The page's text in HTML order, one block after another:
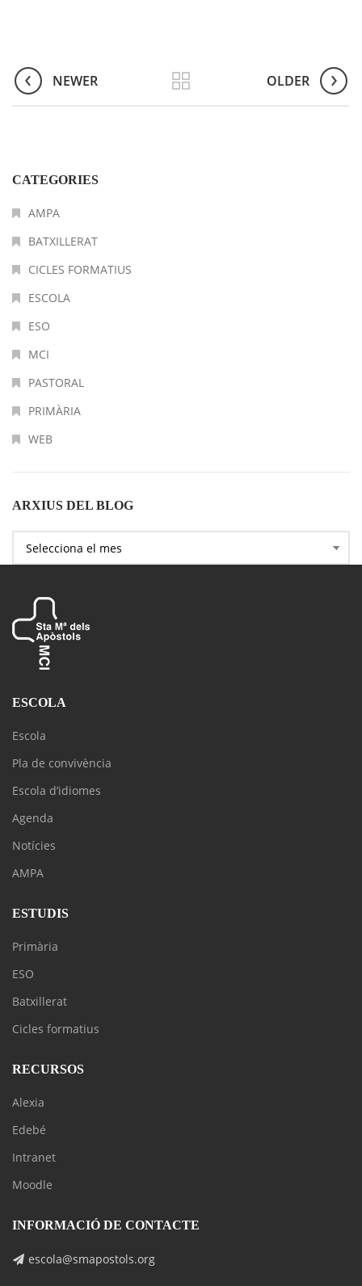
NEWER OLDER
CATEGORIES
AMPA
BATXILLERAT
CICLES FORMATIUS
ESCOLA
ESO
MCI
PASTORAL
PRIMÀRIA
WEB
ARXIUS DEL BLOG
ESCOLA
Escola
Pla de convivència
Escola d’idiomes
Agenda
Notícies
AMPA
ESTUDIS
Primària
ESO
Batxillerat
Cicles formatius
RECURSOS
Alexia
Edebé
Intranet
Moodle
INFORMACIÓ DE CONTACTE
escola@smapostols.org